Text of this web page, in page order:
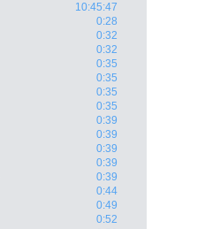
10:45:47
0:28
0:32
0:32
0:35
0:35
0:35
0:35
0:39
0:39
0:39
0:39
0:39
0:44
0:49
0:52